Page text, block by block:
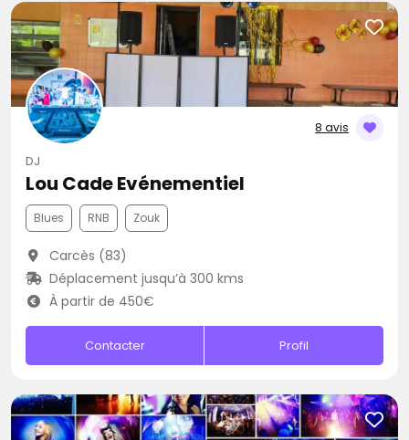
8 avis
DJ
Lou Cade Evénementiel
Blues RNB Zouk
Carcès (83)
Déplacement jusqu’à 300 kms
À partir de 450€
Contacter Profil